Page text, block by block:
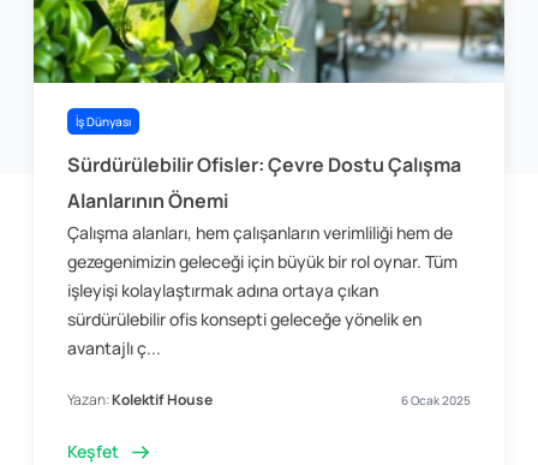
İş Dünyası
Sürdürülebilir Ofisler: Çevre Dostu Çalışma
Alanlarının Önemi
Çalışma alanları, hem çalışanların verimliliği hem de
gezegenimizin geleceği için büyük bir rol oynar. Tüm
işleyişi kolaylaştırmak adına ortaya çıkan
sürdürülebilir ofis konsepti geleceğe yönelik en
avantajlı ç...
Yazan:Kolektif House 6 Ocak 2025
Keşfet